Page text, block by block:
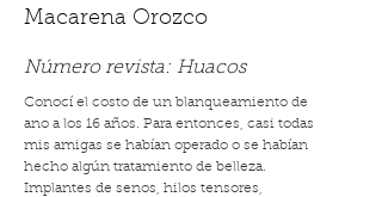
Macarena Orozco
Número revista: Huacos
Conocí el costo de un blanqueamiento de
ano a los 16 años. Para entonces, casi todas
mis amigas se habían operado o se habían
hecho algún tratamiento de belleza.
Implantes de senos, hilos tensores,